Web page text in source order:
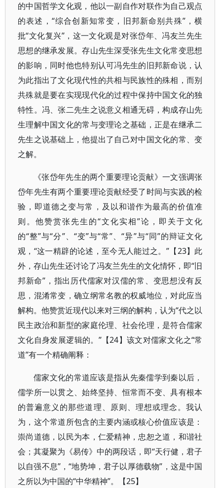
的中国哲学文化观，他以一副自作对联作为自己观点
的表述，“综合创新知常变，旧邦新命别共殊”，横
批“文化复兴”，这一文化观是对张岱年、冯友兰先生
思想的继承发展。存山先生深受张先生文化常变思想
的影响，同时他也特别认可冯先生的旧邦新命说，认
为此指出了文化现代性的共相与民族性的殊相，而别
共殊就是要在实现现代化的过程中保持中国文化的独
特性。冯、张二先生之说意义相通无碍，构成存山先
生理解中国文化的常与变理论之基础，正是在继承二
先生之说基础上，他提出了自己对中国文化的常、变
之解。
《张岱年先生的两个重要理论贡献》一文强调张
岱年先生有两个重要理论贡献经受了时间与实践的检
验，即道德之变与常，及以和谐作为最高的价值准
则。他赞赏张先生的“文化实相”论，即关于文化
的“整”与“分”、“变”与“常”、“异”与“同”的辩证文化
观，“这一精辟的论述，至今无人能过之。”【23】此
外，存山先生还讨论了冯友兰先生的文化情怀，即“旧
邦新命”，指出历代儒家对汉儒的常、变思想没有反
思，混淆常变，确立纲常名教的权威地位，对此应当
解构。他赞赏近现代以来对三纲的解构，认为“代之以
民主政治和新型的家庭伦理、社会伦理，是符合儒家
文化自身发展逻辑的。”【24】该文对儒家文化之“常
道”有一个精确阐释：
儒家文化的常道应该是指从先秦儒学到秦以后，
儒学所一以贯之、始终坚持、恒常而不变、具有根本
的普遍意义的那些道理、原则、理想或理念。我认
为，这个常道所包含的主要内涵或核心价值应该是：
崇尚道德，以民为本，仁爱精神，忠恕之道，和谐社
会；其凝聚为《易传》中的两段话，即“天行健，君子
以自强不息”，“地势坤，君子以厚德载物”，这是中国
之所以为中国的“中华精神”。【25】